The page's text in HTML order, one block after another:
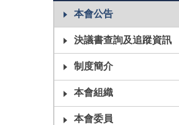
本會公告
決議書查詢及追蹤資訊
制度簡介
本會組織
本會委員